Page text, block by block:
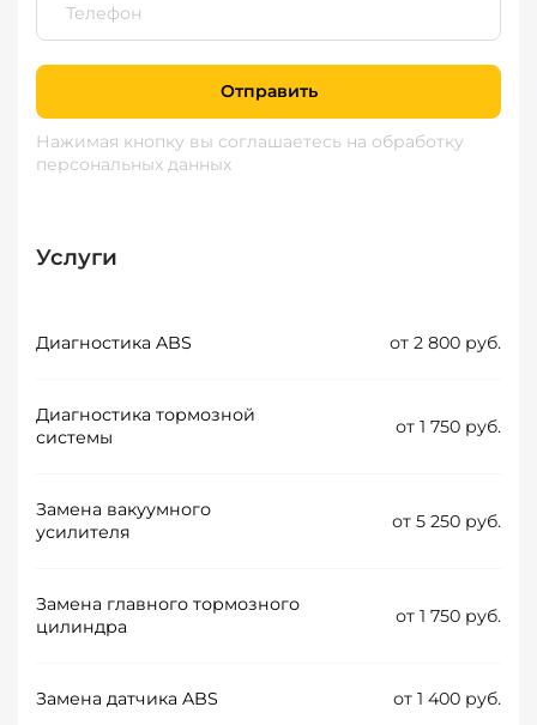
Отправить
Нажимая кнопку вы соглашаетесь на обработку
персональных данных
Услуги
Диагностика ABS от 2 800 руб.
Диагностика тормозной
системы
от 1 750 руб.
Замена вакуумного
усилителя
от 5 250 руб.
Замена главного тормозного
цилиндра
от 1 750 руб.
Замена датчика ABS от 1 400 руб.